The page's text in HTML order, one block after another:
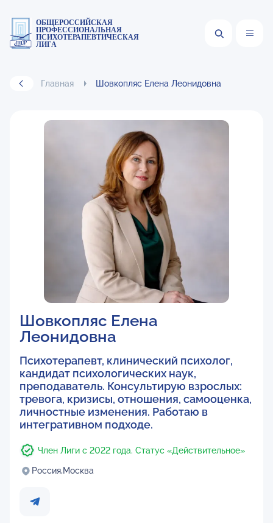
ОБЩЕРОССИЙСКАЯ
ПРОФЕССИОНАЛЬНАЯ
ПСИХОТЕРАПЕВТИЧЕСКАЯ
ЛИГА
Главная Шовкопляс Елена Леонидовна
Шовкопляс Елена
Леонидовна
Психотерапевт, клинический психолог,
кандидат психологических наук,
преподаватель. Консультирую взрослых:
тревога, кризисы, отношения, самооценка,
личностные изменения. Работаю в
интегративном подходе.
Член Лиги с 2022 года. Статус «Действительное»
Россия,Москва